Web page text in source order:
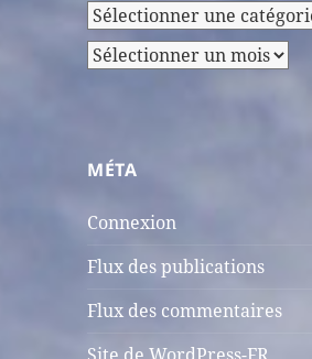
Catégories
/
Archives
Archives
MÉTA
Connexion
Flux des publications
Flux des commentaires